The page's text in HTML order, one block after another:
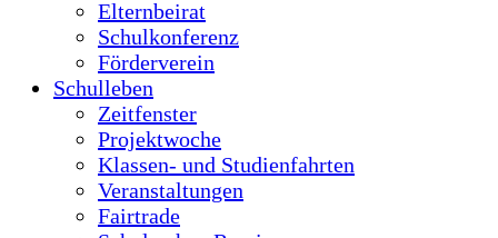
Fairtrade
Schule ohne Rassismus
Wettbewerbe
Bikeschool
Unser Schwimmkonzept
#lieblingsschule
Lernen
Wahlpflichtunterricht
Individuelle Förderung